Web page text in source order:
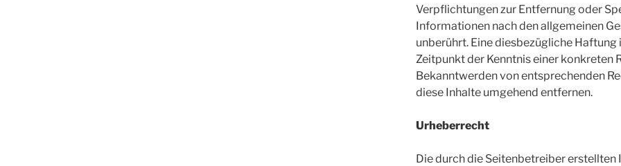
Verpflichtungen zur Entfernung oder
Informationen nach den allgemeinen
unberührt. Eine diesbezügliche
Zeitpunkt der Kenntnis einer konkreten
Bekanntwerden von entsprechenden
diese Inhalte umgehend entfernen.
Urheberrecht
Die durch die Seitenbetreiber erstellten